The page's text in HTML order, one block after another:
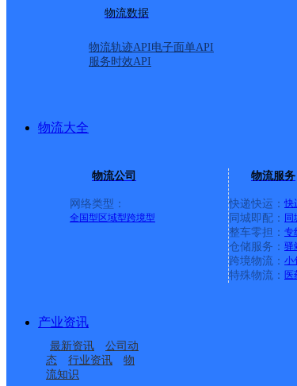
物流数据
物流轨迹API电子面单API
服务时效API
物流大全
物流公司
网络类型：
全国型 区域型跨境型
物流服务
快递快运： 快
同城即配： 同
整车零担： 专
仓储服务： 驿
跨境物流： 小
特殊物流： 医
产业资讯
最新资讯
公司动
态
行业资讯
物
流知识
顺丰速运
陵水新村镇中山路速运营业点
重庆城口城岚路速运营业点
电话：
顺丰速运白沙牙叉桥南居民区营业点电话：
顺丰速运可克达拉市营业点
电话：
电话：
电话：
时效保障 数据准确
成功率100%，准确率≥99.9%
专业团队 方案定制
企业系统级物流解决方案